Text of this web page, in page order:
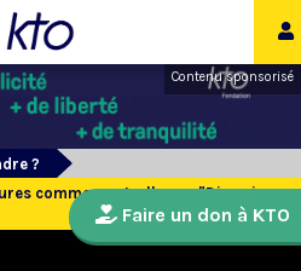
Contenu sponsorisé
?
commence-t-elle par "Dieu viens
Faire un don à KTO